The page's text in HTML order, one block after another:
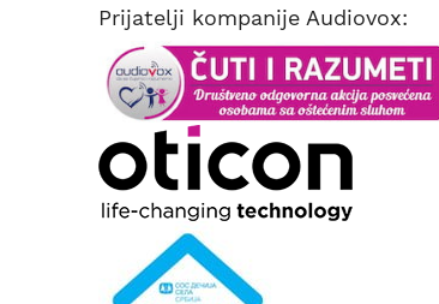
Prijatelji kompanije Audiovox: